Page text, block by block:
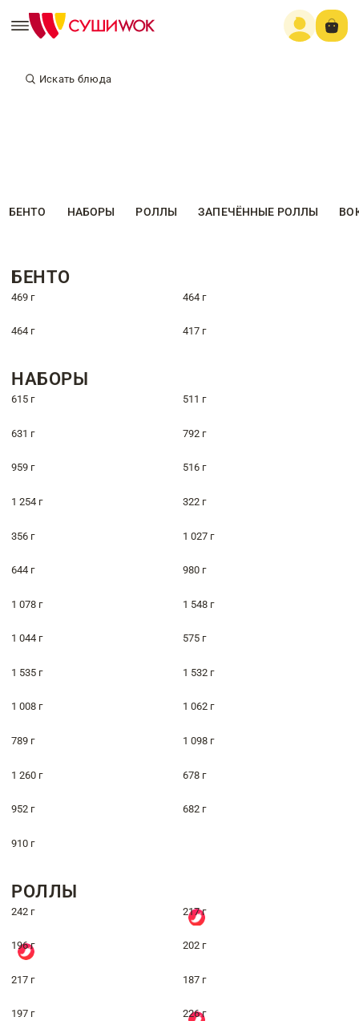
Искать блюда
БЕНТО НАБОРЫ РОЛЛЫ ЗАПЕЧЁННЫЕ РОЛЛЫ
БЕНТО
469 г 464 г
464 г 417 г
НАБОРЫ
615 г 511 г
631 г 792 г
959 г 516 г
1 254 г 322 г
356 г 1 027 г
644 г 980 г
1 078 г 1 548 г
1 044 г 575 г
1 535 г 1 532 г
1 008 г 1 062 г
789 г 1 098 г
1 260 г 678 г
952 г 682 г
910 г
РОЛЛЫ
242 г 217 г
196 г 202 г
217 г 187 г
197 г 226 г